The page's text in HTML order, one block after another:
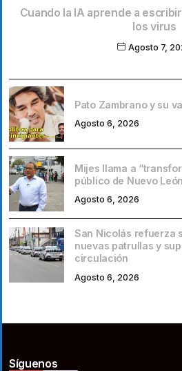
Cuando la IA aprende a
los virus
Agosto 7,
Pato Zambrano y su
Agosto 6, 2026
Mijes llama a
público de Nuevo León
Agosto 6, 2026
San Nicolás refuerza
nuevas patrullas y
circulación
Agosto 6, 2026
Síguenos